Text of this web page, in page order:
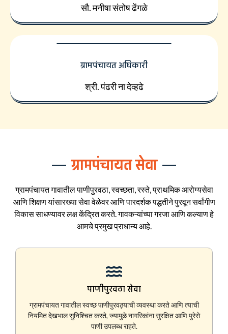
सौ. मनीषा संतोष ढेंगळे
ग्रामपंचायत अधिकारी
श्री. पंढरी ना देव्हढे
ग्रामपंचायत सेवा
ग्रामपंचायत गावातील पाणीपुरवठा, स्वच्छता, रस्ते, प्राथमिक आरोग्यसेवा
आणि शिक्षण यांसारख्या सेवा वेळेवर आणि पारदर्शक पद्धतीने पुरवून सर्वांगीण
विकास साधण्यावर लक्ष केंद्रित करते. गावकऱ्यांच्या गरजा आणि कल्याण हे
आमचे प्रमुख प्राधान्य आहे.
पाणीपुरवठा सेवा
ग्रामपंचायत गावातील स्वच्छ पाणीपुरवठ्याची व्यवस्था करते आणि त्याची
नियमित देखभाल सुनिश्चित करते, ज्यामुळे नागरिकांना सुरक्षित आणि पुरेसे
पाणी उपलब्ध राहते.